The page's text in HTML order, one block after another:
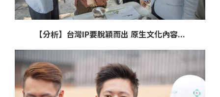
【分析】台灣IP要脫穎而出 原生文化內容...